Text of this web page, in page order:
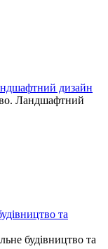
дизайн
Ландшафтний
та
будівництво та